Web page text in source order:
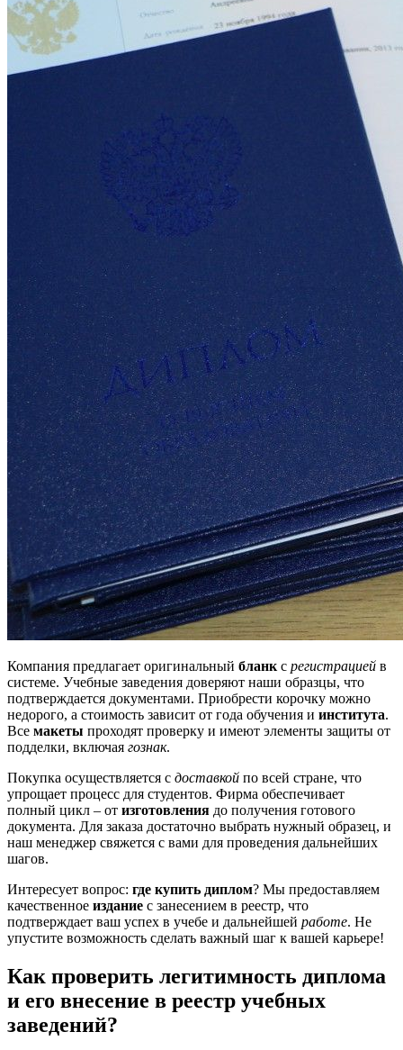
Компания предлагает оригинальный бланк с регистрацией в
системе. Учебные заведения доверяют наши образцы, что
подтверждается документами. Приобрести корочку можно
недорого, а стоимость зависит от года обучения и института.
Все макеты проходят проверку и имеют элементы защиты от
подделки, включая гознак.
Покупка осуществляется с доставкой по всей стране, что
упрощает процесс для студентов. Фирма обеспечивает
полный цикл – от изготовления до получения готового
документа. Для заказа достаточно выбрать нужный образец, и
наш менеджер свяжется с вами для проведения дальнейших
шагов.
Интересует вопрос: где купить диплом? Мы предоставляем
качественное издание с занесением в реестр, что
подтверждает ваш успех в учебе и дальнейшей работе. Не
упустите возможность сделать важный шаг к вашей карьере!
Как проверить легитимность диплома
и его внесение в реестр учебных
заведений?